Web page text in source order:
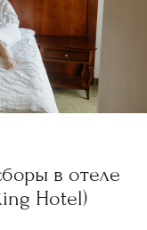
в отеле
Hotel)